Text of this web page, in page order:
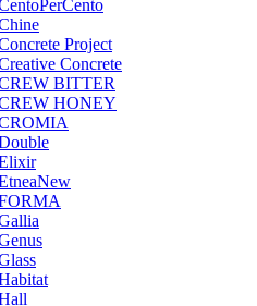
Project
Concrete
BITTER
HONEY